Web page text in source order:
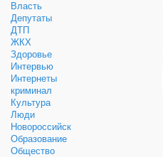
Власть
Депутаты
ДТП
ЖКХ
Здоровье
Интервью
Интернеты
криминал
Культура
Люди
Новороссийск
Образование
Общество